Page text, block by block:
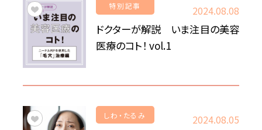
特別記事 2024.08.08
ドクターが解説 いま注目の美容
医療のコト！ vol.1
しわ・たるみ 2024.08.05